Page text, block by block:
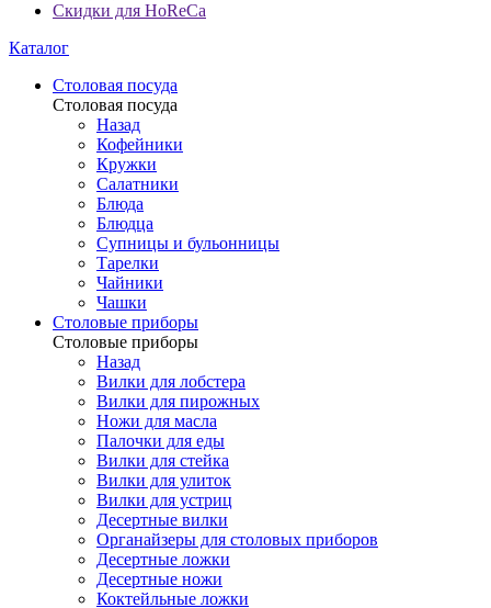
Скидки для HoReCa
Каталог
Столовая посуда
Столовая посуда
Назад
Кофейники
Кружки
Салатники
Блюда
Блюдца
Супницы и бульонницы
Тарелки
Чайники
Чашки
Cтоловые приборы
Cтоловые приборы
Назад
Вилки для лобстера
Вилки для пирожных
Ножи для масла
Палочки для еды
Вилки для стейка
Вилки для улиток
Вилки для устриц
Десертные вилки
Органайзеры для столовых приборов
Десертные ложки
Десертные ножи
Коктейльные ложки